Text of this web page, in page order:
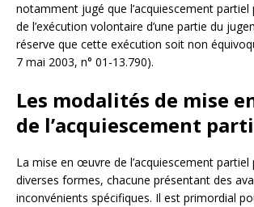
notamment jugé que l’acquiescement
de l’exécution volontaire d’une partie du
réserve que cette exécution soit non
7 mai 2003, n° 01-13.790).
Les modalités de mise
de l’acquiescement
La mise en œuvre de l’acquiescement
diverses formes, chacune présentant des
inconvénients spécifiques. Il est primordial